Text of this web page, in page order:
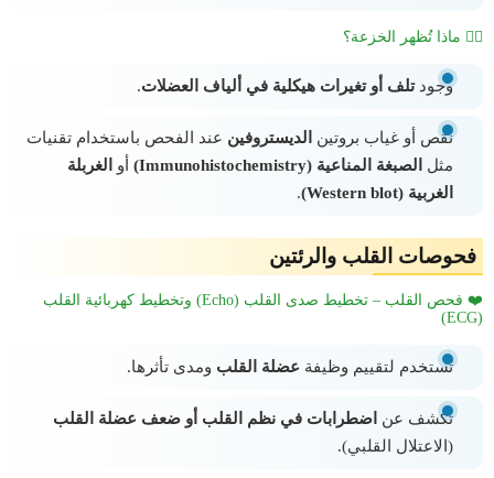
🧍‍♂️ ماذا تُظهر الخزعة؟
وجودتلف أو تغيرات هيكلية في ألياف العضلات.
نقص أو غياب بروتين الديستروفين عند الفحص باستخدام تقنيات
مثل
الصبغة المناعية (Immunohistochemistry) أو
الغربلة
الغربية (Western blot)
.
فحوصات القلب والرئتين
❤️ فحص القلب – تخطيط صدى القلب (Echo) وتخطيط كهربائية القلب
(ECG)
تُستخدم لتقييم وظيفة عضلة القلب ومدى تأثرها.
تكشف عن اضطرابات في نظم القلب أو ضعف عضلة القلب
(الاعتلال القلبي).